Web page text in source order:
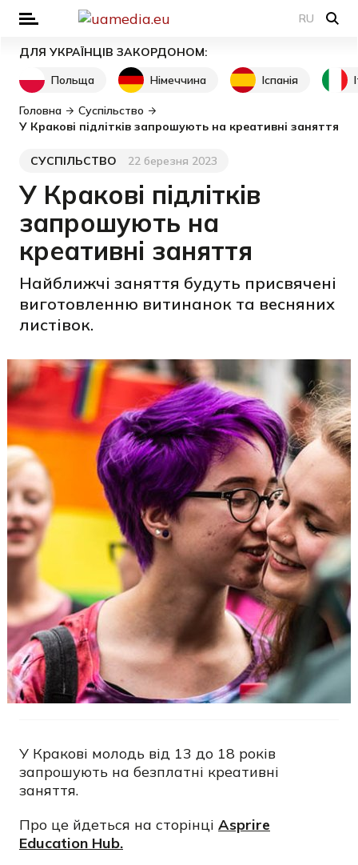
RU
ДЛЯ УКРАЇНЦІВ ЗАКОРДОНОМ:
Польща
Німеччина Іспанія
Головна
Суспільство
У Кракові підлітків запрошують на креативні заняття
Категорія
СУСПІЛЬСТВО
Дата публікації22 березня 2023
У Кракові підлітків
запрошують на
креативні заняття
Найближчі заняття будуть присвячені
виготовленню витинанок та весняних
листівок.
У Кракові молодь від 13 до 18 років
запрошують на безплатні креативні
заняття.
Про це йдеться на сторінці Asprire
Education Hub.